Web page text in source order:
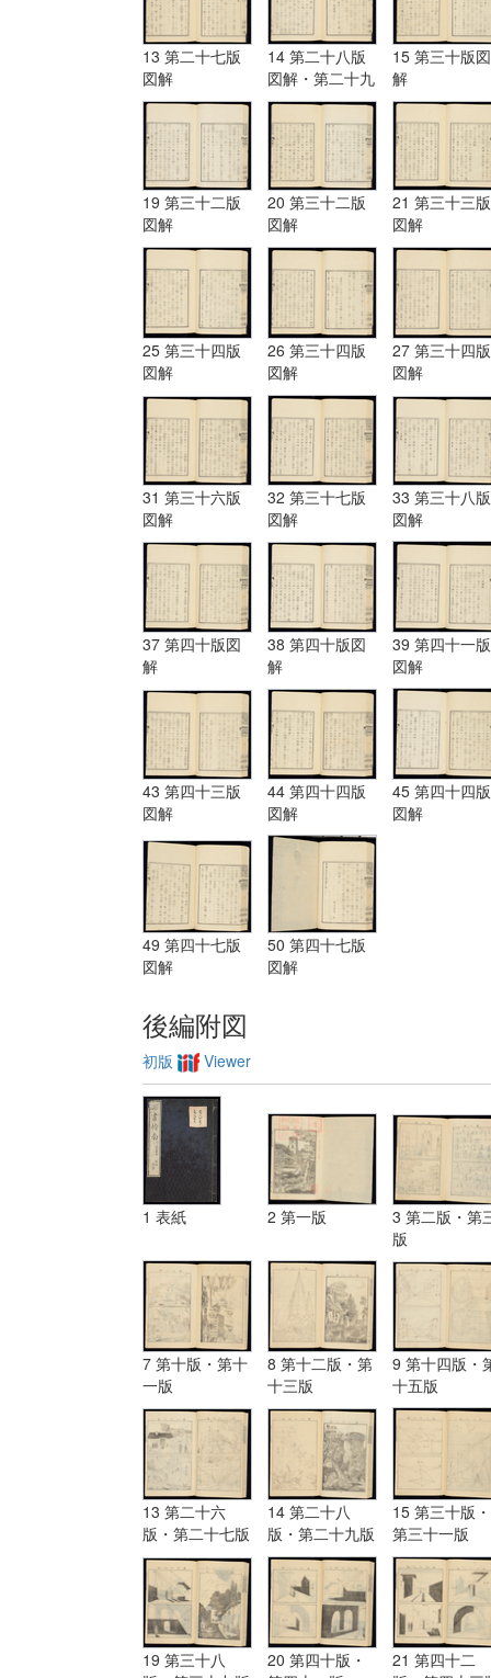
13 第二十七版
図解
14 第二十八版
図解・第二十九
版図解
15 第三十版図
解
19 第三十二版
図解
20 第三十二版
図解
21 第三十三版
図解
25 第三十四版
図解
26 第三十四版
図解
27 第三十四版
図解
31 第三十六版
図解
32 第三十七版
図解
33 第三十八版
図解
37 第四十版図
解
38 第四十版図
解
39 第四十一版
図解
43 第四十三版
図解
44 第四十四版
図解
45 第四十四版
図解
49 第四十七版
図解
50 第四十七版
図解
後編附図
初版 Viewer
1 表紙 2 第一版
3 第二版・第
版
7 第十版・第十
一版
8 第十二版・第
十三版
9 第十四版・
十五版
13 第二十六
版・第二十七版
14 第二十八
版・第二十九版
15 第三十版・
第三十一版
19 第三十八
20 第四十版・
21 第四十二